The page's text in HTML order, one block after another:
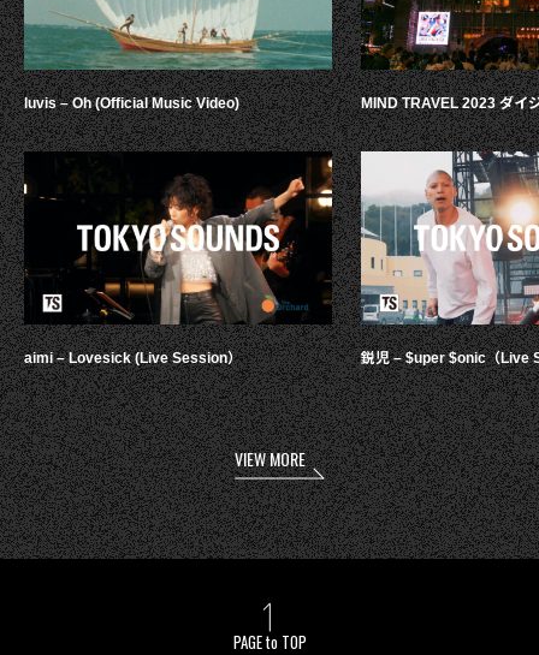
luvis – Oh (Official Music Video)
aimi – Lovesick (Live Session）
MIND TRAVEL 2023 ダイ
鋭児 – $uper $onic（Live
VIEW MORE
PAGE to TOP